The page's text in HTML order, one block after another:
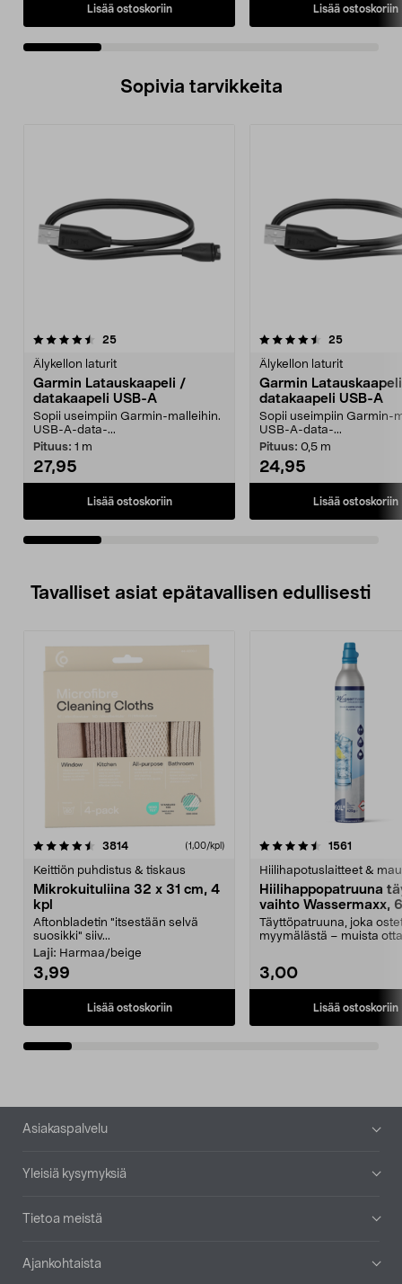
Lisää ostoskoriin Lisää ostoskoriin
Sopivia tarvikkeita
25arvostelut
Älykellon laturit
Garmin Latauskaapeli /
datakaapeli USB-A
Sopii useimpiin Garmin-malleihin.
USB-A-data-...
Pituus: 1 m
27,95
Lisää ostoskoriin
4.5viidestä
25arvostelut
Älykellon laturit
Garmin
datakaapeli USB-A
Sopii useimpiin Garmin-
USB-A-data-...
Pituus: 0,5 m
24,95
Lisää ostoskoriin
4.0viidestä
Tavalliset asiat epätavallisen edullisesti
3814arvostelut (1,00/kpl)
Keittiön puhdistus & tiskaus
Mikrokuituliina 32 x 31 cm, 4
kpl
Aftonbladetin "itsestään selvä
suosikki" siiv...
Laji: Harmaa/beige
3,99
Lisää ostoskoriin
4.5viidestä
1561
Hiilihapotuslaitteet &
Hiilihappopatruuna
vaihto Wassermaxx,
Täyttöpatruuna, joka
myymälästä – muista
3,00
Lisää ostoskoriin
4.5viidestä
Alatunniste
Asiakaspalvelu
Yleisiä kysymyksiä
Tietoa meistä
Ajankohtaista